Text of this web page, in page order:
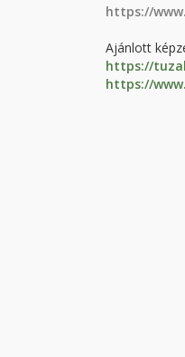
https://
Ajánlott
https://
https://